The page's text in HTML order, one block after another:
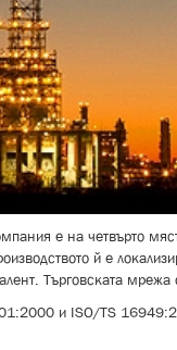
е на четвърто
й е
Търговската
и ISO/TS